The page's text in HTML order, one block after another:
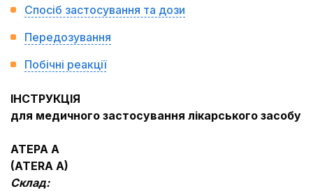
Спосіб застосування та дози
Передозування
Побічні реакції
ІНСТРУКЦІЯ
для медичного застосування лікарського засобу
АТЕРА А
(ATERA A)
Склад: